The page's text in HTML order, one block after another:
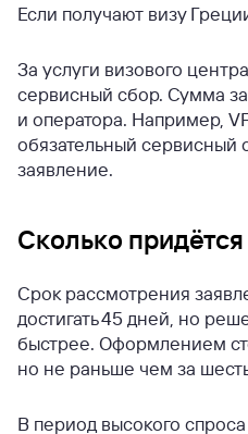
Если получают визу
За услуги визового
сервисный сбор. Сумма
и оператора. Например,
обязательный сервисный
заявление.
Сколько
Срок рассмотрения
достигать 45 дней, но
быстрее. Оформлением
но не раньше чем за
В период высокого